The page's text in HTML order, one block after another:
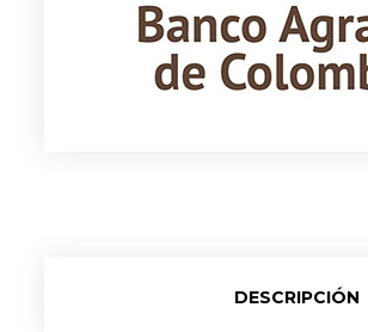
DESCRIPCIÓN